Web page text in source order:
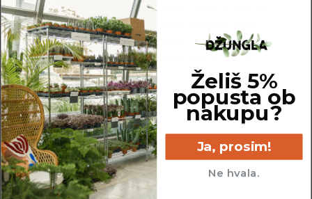
Za premer lonca je upoštevan notranji zgornji
rob lonca. Za potrebe fotografiranja je lahko
katera izmed rastlin presajena v sadilni lonec z
večjim ali manjšim premerom, kot so tisti, v
katerih so prodajane.
34 cm
Želiš 5%
popusta ob
nakupu?
Ja, prosim!
Ne hvala.